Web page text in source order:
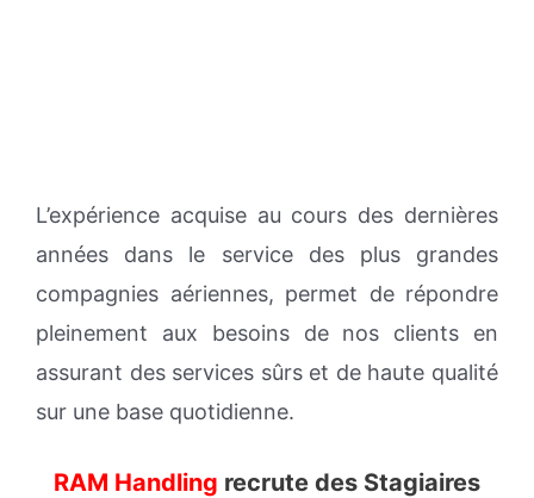
L’expérience acquise au cours des dernières
années dans le service des plus grandes
compagnies aériennes, permet de répondre
pleinement aux besoins de nos clients en
assurant des services sûrs et de haute qualité
sur une base quotidienne.
RAM Handling recrute des Stagiaires